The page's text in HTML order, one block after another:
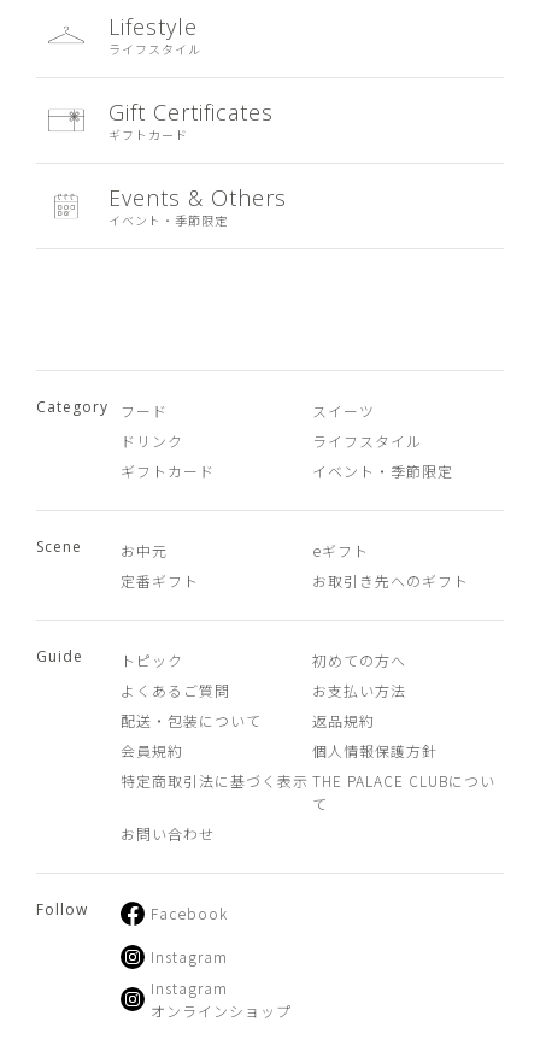
Lifestyle
ライフスタイル
Gift Certificates
ギフトカード
Events & Others
イベント・季節限定
Category フード
スイーツ
ドリンク
ライフスタイル
ギフトカード
イベント・季節限定
Scene お中元
eギフト
定番ギフト
お取引き先へのギフト
Guide トピック
初めての方へ
よくあるご質問
お支払い方法
配送・包装について
返品規約
会員規約
個人情報保護方針
特定商取引法に基づく表示 THE PALACE CLUBについ
て
お問い合わせ
Follow Facebook
Instagram
Instagram
オンラインショップ